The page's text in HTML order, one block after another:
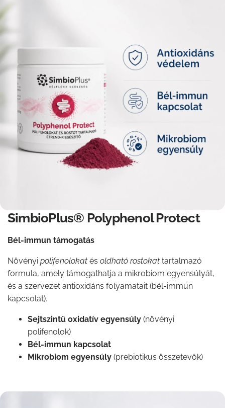
SimbioPlus® Polyphenol Protect
Bél-immun támogatás
Növényi polifenolokat és oldható rostokat tartalmazó
formula, amely támogathatja a mikrobiom egyensúlyát,
és a szervezet antioxidáns folyamatait (bél-immun
kapcsolat).
Sejtszintű oxidatív egyensúly (növényi
polifenolok)
Bél-immun kapcsolat
Mikrobiom egyensúly (prebiotikus összetevők)